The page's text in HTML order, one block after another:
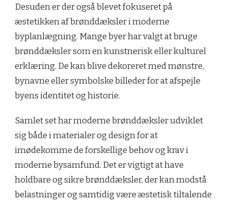
Desuden er der også blevet fokuseret på
æstetikken af brønddæksler i moderne
byplanlægning. Mange byer har valgt at bruge
brønddæksler som en kunstnerisk eller kulturel
erklæring. De kan blive dekoreret med mønstre,
bynavne eller symbolske billeder for at afspejle
byens identitet og historie.
Samlet set har moderne brønddæksler udviklet
sig både i materialer og design for at
imødekomme de forskellige behov og krav i
moderne bysamfund. Det er vigtigt at have
holdbare og sikre brønddæksler, der kan modstå
belastninger og samtidig være æstetisk tiltalende